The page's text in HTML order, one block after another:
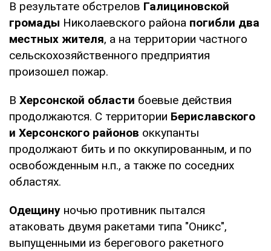
В результате обстрелов Галициновской
громады Николаевского района погибли два
местных жителя, а на территории частного
сельскохозяйственного предприятия
произошел пожар.
В Херсонской области боевые действия
продолжаются. С территории Бериславского
и Херсонского районов оккупанты
продолжают бить и по оккупированным, и по
освобожденным н.п., а также по соседних
областях.
Одещину ночью противник пытался
атаковать двумя ракетами типа "Оникс",
выпущенными из берегового ракетного